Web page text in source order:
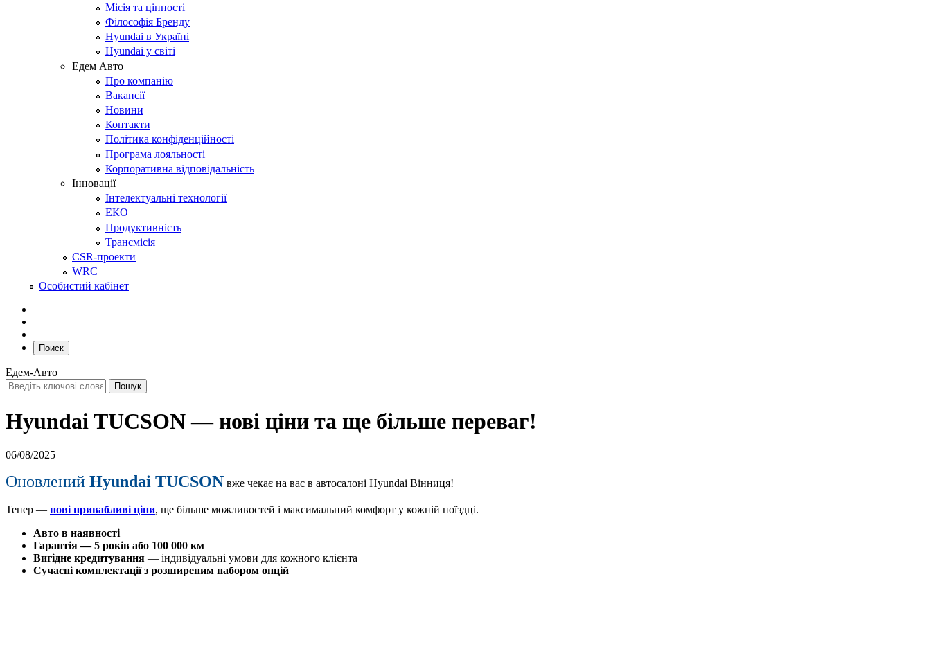
Місія та цінності
Філософія Бренду
Hyundai в Україні
Hyundai у світі
Едем Авто
Про компанію
Вакансії
Новини
Контакти
Політика конфіденційності
Програма лояльності
Корпоративна відповідальність
Інновації
Інтелектуальні технології
ЕКО
Продуктивність
Трансмісія
CSR-проекти
WRC
Особистий кабінет
Поиск
Едем-Авто
Hyundai TUCSON — нові ціни та ще більше переваг!
06/08/2025
Оновлений Hyundai TUCSON вже чекає на вас в автосалоні Hyundai Вінниця!
Тепер — нові привабливі ціни, ще більше можливостей і максимальний комфорт у кожній поїздці.
Авто в наявності
Гарантія — 5 років або 100 000 км
Вигідне кредитування — індивідуальні умови для кожного клієнта
Сучасні комплектації з розширеним набором опцій